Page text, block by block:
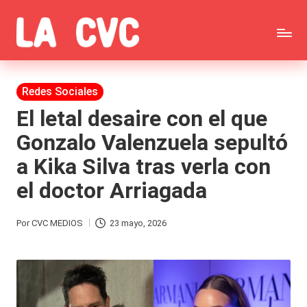
Saltar
al
contenido
C
o
p
u
c
h
a
s
ar
Todas
las
noticias
de
la
farándula,
Brava,
Gran
Publicada
en
Redes Sociales
El letal desaire con el que
Gonzalo Valenzuela sepultó
a Kika Silva tras verla con
el doctor Arriagada
Publicado
PorCVC MEDIOS 23 mayo, 2026